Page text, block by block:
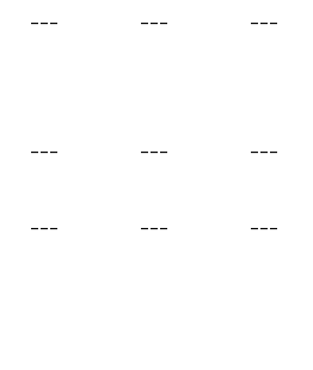
--- --- ---
--- --- ---
--- --- ---